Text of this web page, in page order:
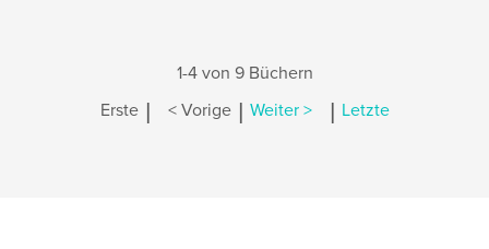
1-4 von 9 Büchern
Erste | < Vorige | Weiter > | Letzte